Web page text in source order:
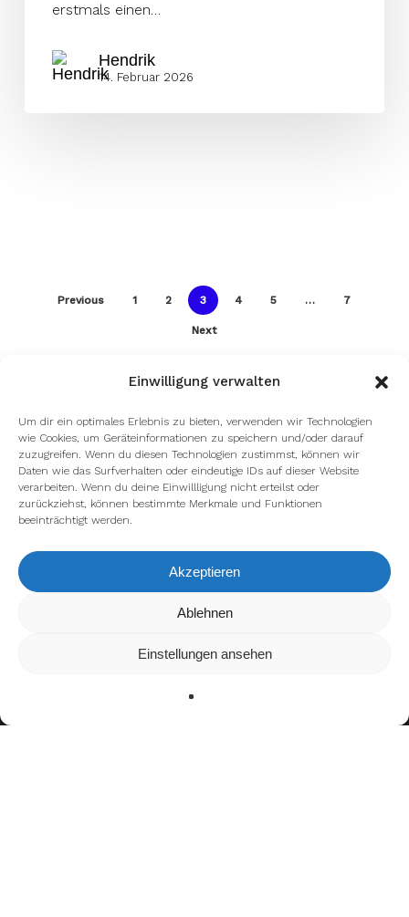
Einwilligung verwalten
Um dir ein optimales Erlebnis zu bieten, verwenden wir Technologien
wie Cookies, um Geräteinformationen zu speichern und/oder darauf
zuzugreifen. Wenn du diesen Technologien zustimmst, können wir
Daten wie das Surfverhalten oder eindeutige IDs auf dieser Website
verarbeiten. Wenn du deine Einwillligung nicht erteilst oder
zurückziehst, können bestimmte Merkmale und Funktionen
beeinträchtigt werden.
Akzeptieren
Ablehnen
Einstellungen ansehen
erstmals einen…
Hendrik
14. Februar 2026
Previous 1 2 3 4 5 … 7
Next
Wir verwenden Cookies, um dir die bestmögliche Erfahrung auf
kannst du erfahren, welche Cookies wir
verwenden oder sie ausschalten.